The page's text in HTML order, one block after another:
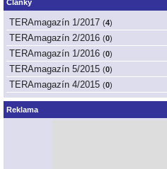
Články
TERAmagazín 1/2017 (4)
TERAmagazín 2/2016 (0)
TERAmagazín 1/2016 (0)
TERAmagazín 5/2015 (0)
TERAmagazín 4/2015 (0)
Reklama